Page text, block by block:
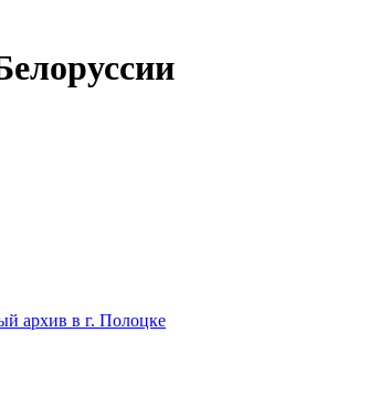
архив в г. Полоцке